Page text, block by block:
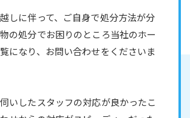
しに伴って、ご自身で処分方法が分
の処分でお困りのところ当社のホー
になり、お問い合わせをくださいま
いしたスタッフの対応が良かったこ